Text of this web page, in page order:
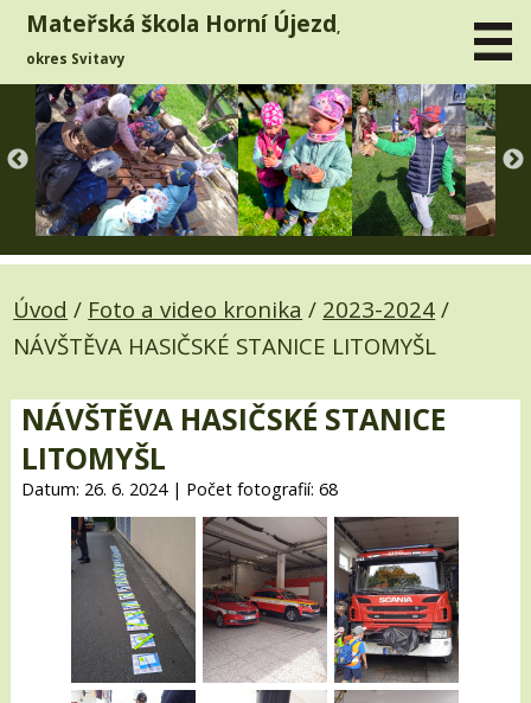
Mateřská škola Horní Újezd
okres Svitavy
Úvod / Foto a video kronika / 2023-2024 /
NÁVŠTĚVA HASIČSKÉ STANICE LITOMYŠL
NÁVŠTĚVA HASIČSKÉ STANICE
LITOMYŠL
Datum: 26. 6. 2024 | Počet fotografií: 68